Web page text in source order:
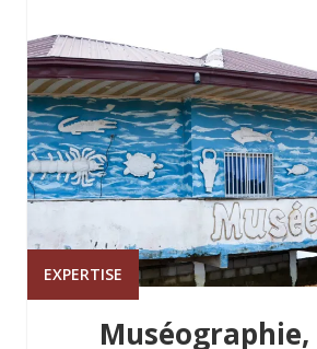
EXPERTISE
Muséographie,